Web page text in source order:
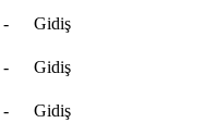
- Gidiş
- Gidiş
- Gidiş